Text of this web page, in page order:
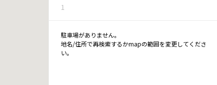
1
駐車場がありません。
地名/住所で再検索するかmapの範囲を変更してくださ
い。